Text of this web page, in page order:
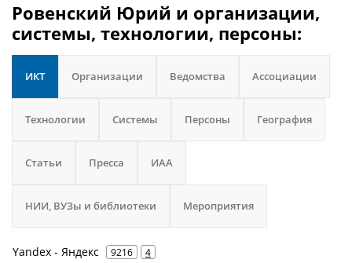
Ровенский Юрий и организации,
системы, технологии, персоны:
ИКТ Организации Ведомства Ассоциации
Технологии Системы Персоны География
Статьи Пресса ИАА
НИИ, ВУЗы и библиотеки Мероприятия
Yandex - Яндекс 9216 4